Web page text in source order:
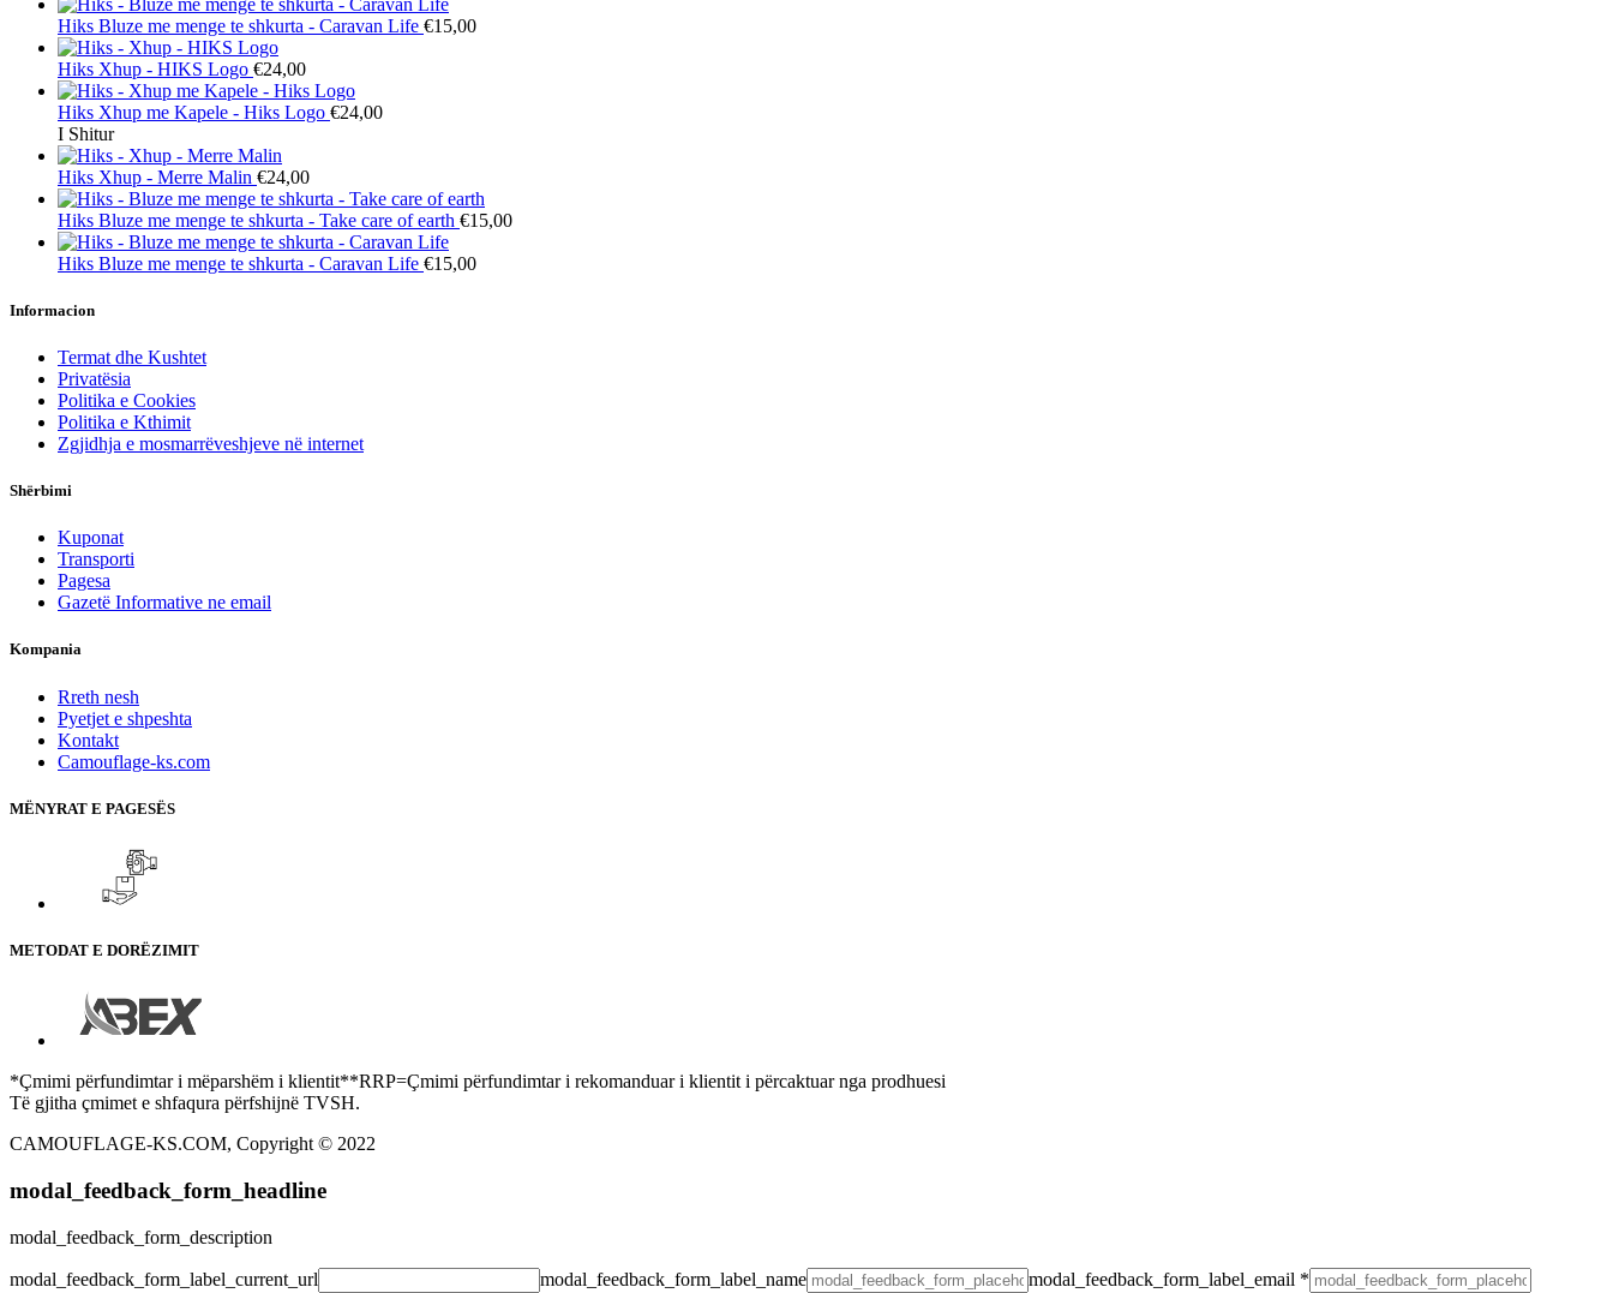
Hiks Bluze me menge te shkurta - Caravan Life €15,00
Hiks Xhup - HIKS Logo €24,00
Hiks Xhup me Kapele - Hiks Logo €24,00
I Shitur
Hiks Xhup - Merre Malin €24,00
Hiks Bluze me menge te shkurta - Take care of earth €15,00
Hiks Bluze me menge te shkurta - Caravan Life €15,00
Informacion
Termat dhe Kushtet
Privatësia
Politika e Cookies
Politika e Kthimit
Zgjidhja e mosmarrëveshjeve në internet
Shërbimi
Kuponat
Transporti
Pagesa
Gazetë Informative ne email
Kompania
Rreth nesh
Pyetjet e shpeshta
Kontakt
Camouflage-ks.com
MËNYRAT E PAGESËS
METODAT E DORËZIMIT
*Çmimi përfundimtar i mëparshëm i klientit**RRP=Çmimi përfundimtar i rekomanduar i klientit i përcaktuar nga prodhuesi
Të gjitha çmimet e shfaqura përfshijnë TVSH.
CAMOUFLAGE-KS.COM, Copyright © 2022
modal_feedback_form_headline
modal_feedback_form_description
modal_feedback_form_label_current_url modal_feedback_form_label_name modal_feedback_form_label_email *